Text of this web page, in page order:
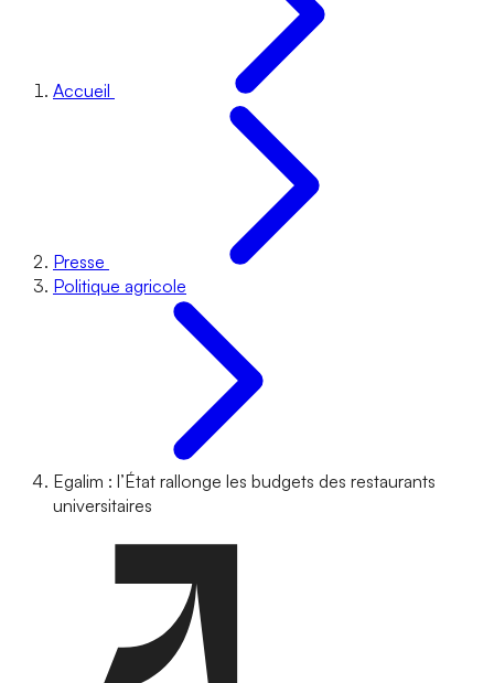
Accueil
Presse
Politique agricole
Egalim : l’État rallonge les budgets des restaurants
universitaires